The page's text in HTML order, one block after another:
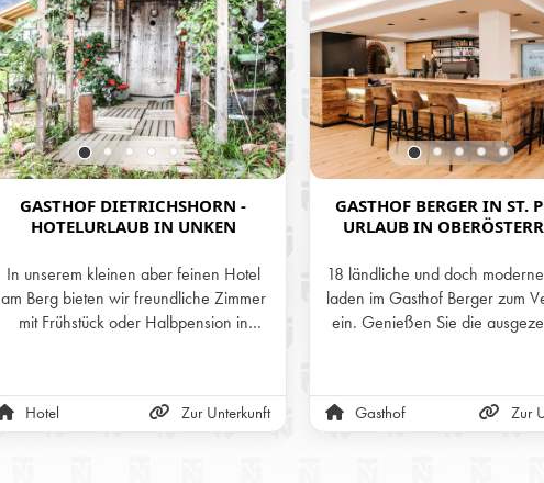
GASTHOF DIETRICHSHORN -
HOTELURLAUB IN UNKEN
In unserem kleinen aber feinen Hotel
am Berg bieten wir freundliche Zimmer
mit Frühstück oder Halbpension in
herrlichem Blick auf die Pinzgauer
Bergwelt.
Hotel Zur Unterkunft
GASTHOF BERGER IN ST.
URLAUB IN
18 ländliche und doch
laden im Gasthof Berger zum
ein. Genießen Sie die
einladende Ambiente
familiengeführten
Gasthof Zur